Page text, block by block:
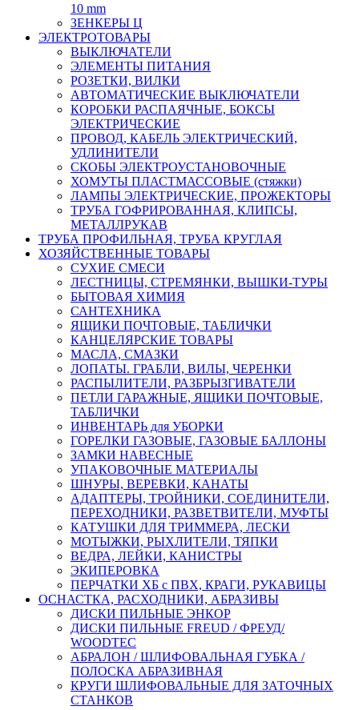
10 mm
ЗЕНКЕРЫ Ц
ЭЛЕКТРОТОВАРЫ
ВЫКЛЮЧАТЕЛИ
ЭЛЕМЕНТЫ ПИТАНИЯ
РОЗЕТКИ, ВИЛКИ
АВТОМАТИЧЕСКИЕ ВЫКЛЮЧАТЕЛИ
КОРОБКИ РАСПАЯЧНЫЕ, БОКСЫ
ЭЛЕКТРИЧЕСКИЕ
ПРОВОД, КАБЕЛЬ ЭЛЕКТРИЧЕСКИЙ,
УДЛИНИТЕЛИ
СКОБЫ ЭЛЕКТРОУСТАНОВОЧНЫЕ
ХОМУТЫ ПЛАСТМАССОВЫЕ (стяжки)
ЛАМПЫ ЭЛЕКТРИЧЕСКИЕ, ПРОЖЕКТОРЫ
ТРУБА ГОФРИРОВАННАЯ, КЛИПСЫ,
МЕТАЛЛРУКАВ
ТРУБА ПРОФИЛЬНАЯ, ТРУБА КРУГЛАЯ
ХОЗЯЙСТВЕННЫЕ ТОВАРЫ
СУХИЕ СМЕСИ
ЛЕСТНИЦЫ, СТРЕМЯНКИ, ВЫШКИ-ТУРЫ
БЫТОВАЯ ХИМИЯ
САНТЕХНИКА
ЯЩИКИ ПОЧТОВЫЕ, ТАБЛИЧКИ
КАНЦЕЛЯРСКИЕ ТОВАРЫ
МАСЛА, СМАЗКИ
ЛОПАТЫ. ГРАБЛИ, ВИЛЫ, ЧЕРЕНКИ
РАСПЫЛИТЕЛИ, РАЗБРЫЗГИВАТЕЛИ
ПЕТЛИ ГАРАЖНЫЕ, ЯЩИКИ ПОЧТОВЫЕ,
ТАБЛИЧКИ
ИНВЕНТАРЬ для УБОРКИ
ГОРЕЛКИ ГАЗОВЫЕ, ГАЗОВЫЕ БАЛЛОНЫ
ЗАМКИ НАВЕСНЫЕ
УПАКОВОЧНЫЕ МАТЕРИАЛЫ
ШНУРЫ, ВЕРЕВКИ, КАНАТЫ
АДАПТЕРЫ, ТРОЙНИКИ, СОЕДИНИТЕЛИ,
ПЕРЕХОДНИКИ, РАЗВЕТВИТЕЛИ, МУФТЫ
КАТУШКИ ДЛЯ ТРИММЕРА, ЛЕСКИ
МОТЫЖКИ, РЫХЛИТЕЛИ, ТЯПКИ
ВЕДРА, ЛЕЙКИ, КАНИСТРЫ
ЭКИПЕРОВКА
ПЕРЧАТКИ ХБ с ПВХ, КРАГИ, РУКАВИЦЫ
ОСНАСТКА, РАСХОДНИКИ, АБРАЗИВЫ
ДИСКИ ПИЛЬНЫЕ ЭНКОР
ДИСКИ ПИЛЬНЫЕ FREUD / ФРЕУД/
WOODTEC
АБРАЛОН / ШЛИФОВАЛЬНАЯ ГУБКА /
ПОЛОСКА АБРАЗИВНАЯ
КРУГИ ШЛИФОВАЛЬНЫЕ ДЛЯ ЗАТОЧНЫХ
СТАНКОВ